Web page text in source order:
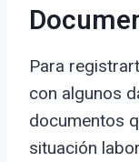
Para
con algunos
documentos
situación